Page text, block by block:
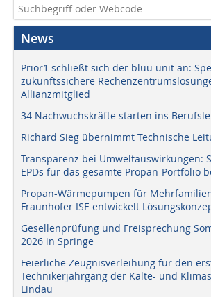
News
Prior1 schließt sich der bluu unit an:
zukunftssichere
Allianzmitglied
34 Nachwuchskräfte starten ins
Richard Sieg übernimmt Technische
Transparenz bei Umweltauswirkungen:
EPDs für das gesamte Propan-Portfolio
Propan-Wärmepumpen für
Fraunhofer ISE entwickelt
Gesellenprüfung und Freisprechung
2026 in Springe
Feierliche Zeugnisverleihung für den
Technikerjahrgang der Kälte- und
Lindau